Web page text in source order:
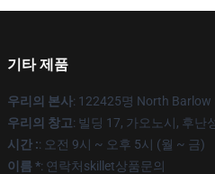
기타 제품
우리의 본사: 122425명 North Barlow
우리의 창고: 빌딩 17, 가오노시, 후난
시간 :: 오전 9시 ~ 오후 5시 (월 ~ 금)
이름 *: 연락처skillet상품문의